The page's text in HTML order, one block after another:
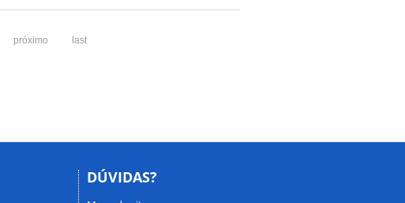
próximo last
DÚVIDAS?